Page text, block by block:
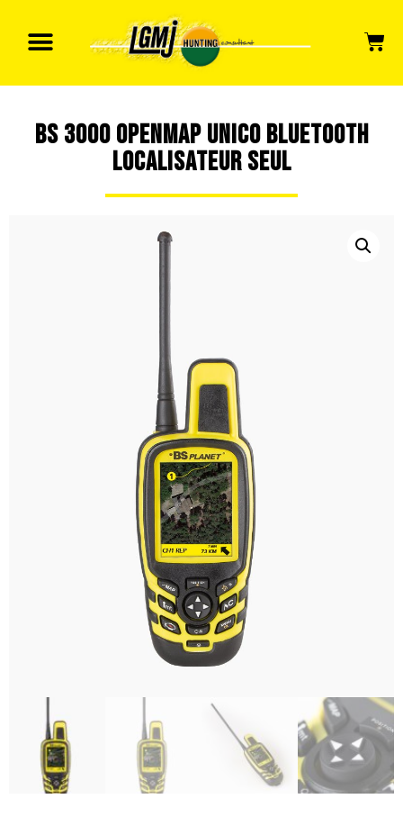
BS 3000 OPENMAP UNICO BLUETOOTH
LOCALISATEUR SEUL